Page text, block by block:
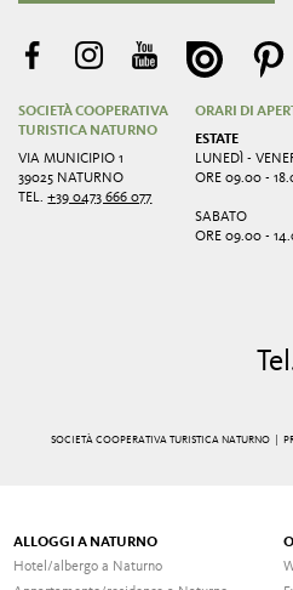
SOCIETÀ COOPERATIVA
TURISTICA NATURNO
VIA MUNICIPIO 1
39025 NATURNO
TEL.+39 0473 666 077
ORARI DI
ESTATE
LUNEDÌ -
ORE 09.00 -
SABATO
ORE 09.00 -
SOCIETÀ COOPERATIVA TURISTICA NATURNO |
ALLOGGI A NATURNO
Hotel/albergo a Naturno